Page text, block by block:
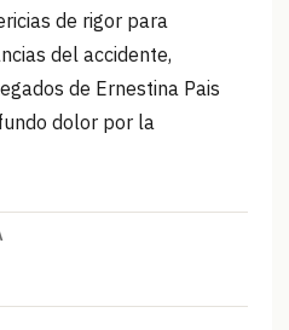
de rigor para
del accidente,
de Ernestina Pais
dolor por la